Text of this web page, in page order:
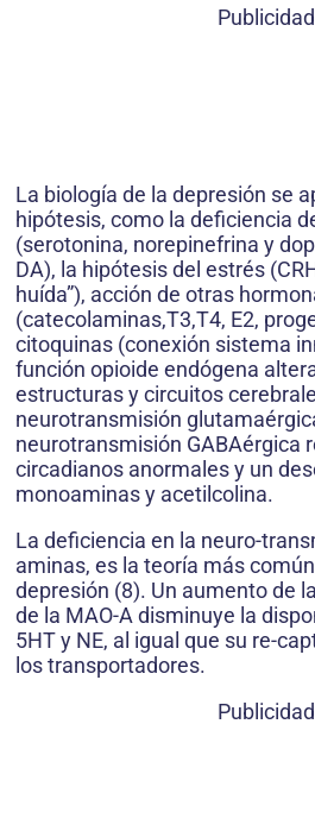
Publicidad
La biología de la depresión se
hipótesis, como la deficiencia
(serotonina, norepinefrina y
DA), la hipótesis del estrés
huída”), acción de otras
(catecolaminas,T3,T4, E2,
citoquinas (conexión sistema
función opioide endógena
estructuras y circuitos
neurotransmisión
neurotransmisión GABAérgica
circadianos anormales y un
monoaminas y acetilcolina.
La deficiencia en la neuro-
aminas, es la teoría más
depresión (8). Un aumento de
de la MAO-A disminuye la
5HT y NE, al igual que su re-
los transportadores.
Publicidad